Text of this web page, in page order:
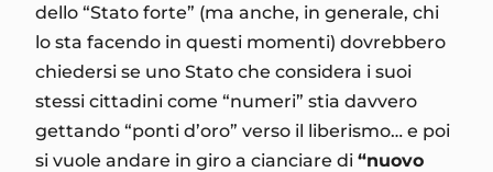
dello “Stato forte” (ma anche, in generale, chi
lo sta facendo in questi momenti) dovrebbero
chiedersi se uno Stato che considera i suoi
stessi cittadini come “numeri” stia davvero
gettando “ponti d’oro” verso il liberismo… e poi
si vuole andare in giro a cianciare di “nuovo